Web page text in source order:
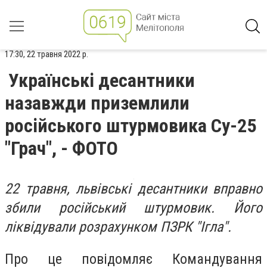
17:30, 22 травня 2022 р.
Українські десантники
назавжди приземлили
російського штурмовика Су-25
"Грач", - ФОТО
22 травня, львівські десантники вправно
збили російський штурмовик. Його
ліквідували розрахунком ПЗРК "Ігла".
Про це повідомляє Командування